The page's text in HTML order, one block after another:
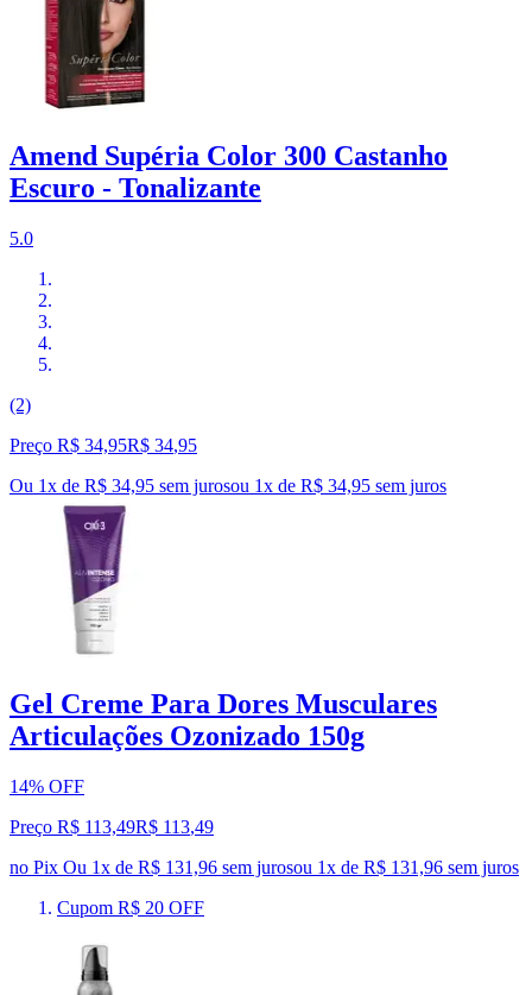
Amend Supéria Color 300 Castanho
Escuro - Tonalizante
5.0
(2)
Preço R$ 34,95R$ 34,95
Ou 1x de R$ 34,95 sem jurosou 1x de R$ 34,95 sem juros
Gel Creme Para Dores Musculares
Articulações Ozonizado 150g
14% OFF
Preço R$ 113,49R$ 113,49
no Pix Ou 1x de R$ 131,96 sem jurosou 1x de R$ 131,96 sem juros
Cupom R$ 20 OFF